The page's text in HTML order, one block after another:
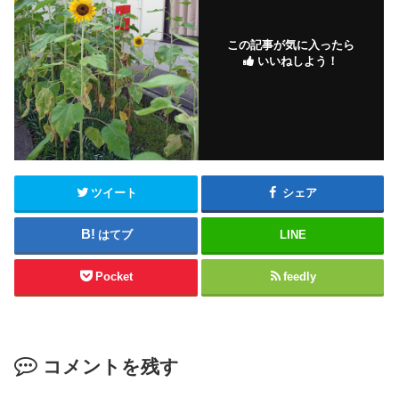
この記事が気に入ったら
いいねしよう！
ツイート シェア
はてブ LINE
Pocket feedly
コメントを残す